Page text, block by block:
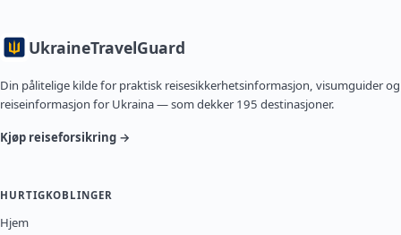
UkraineTravelGuard
Din pålitelige kilde for praktisk reisesikkerhetsinformasjon, visumguider og
reiseinformasjon for Ukraina — som dekker 195 destinasjoner.
Kjøp reiseforsikring →
HURTIGKOBLINGER
Hjem